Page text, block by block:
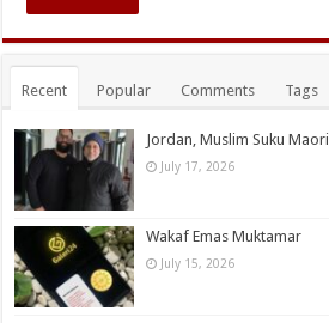
Recent Popular Comments Tags
Jordan, Muslim Suku Maori
July 17, 2026
Wakaf Emas Muktamar
July 15, 2026